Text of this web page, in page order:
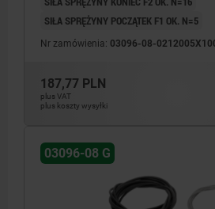
SIŁA SPRĘŻYNY POCZĄTEK F1 OK. N=5
Nr zamówienia: 03096-08-
187,77 PLN
plus VAT
plus koszty wysyłki
03096-08 G